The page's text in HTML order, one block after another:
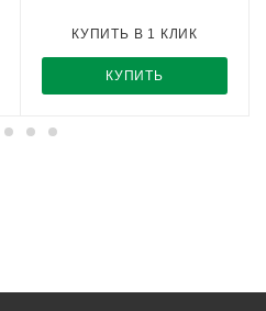
КУПИТЬ
КУПИТЬ В 1 КЛИК